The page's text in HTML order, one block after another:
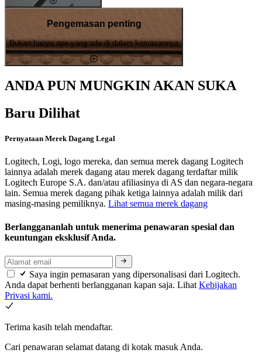
Pengemasan penting
Bukan hanya apa yang ada di dalam kemasannya
ANDA PUN MUNGKIN AKAN SUKA
Baru Dilihat
Pernyataan Merek Dagang Legal
Logitech, Logi, logo mereka, dan semua merek dagang Logitech
lainnya adalah merek dagang atau merek dagang terdaftar milik
Logitech Europe S.A. dan/atau afiliasinya di AS dan negara-negara
lain. Semua merek dagang pihak ketiga lainnya adalah milik dari
masing-masing pemiliknya. Lihat semua merek dagang
Berlanggananlah untuk menerima penawaran spesial dan
keuntungan eksklusif Anda.
Saya ingin pemasaran yang dipersonalisasi dari Logitech.
Anda dapat berhenti berlangganan kapan saja. Lihat Kebijakan
Privasi kami.
Terima kasih telah mendaftar.
Cari penawaran selamat datang di kotak masuk Anda.